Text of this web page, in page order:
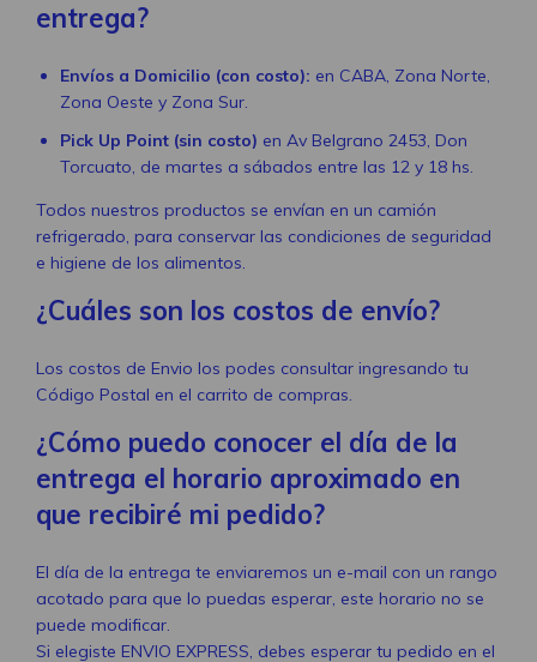
entrega?
Envíos a Domicilio (con costo): en CABA, Zona Norte,
Zona Oeste y Zona Sur.
Pick Up Point (sin costo) en Av Belgrano 2453, Don
Torcuato, de martes a sábados entre las 12 y 18 hs.
Todos nuestros productos se envían en un camión
refrigerado, para conservar las condiciones de seguridad
e higiene de los alimentos.
¿Cuáles son los costos de envío?
Los costos de Envio los podes consultar ingresando tu
Código Postal en el carrito de compras.
¿Cómo puedo conocer el día de la
entrega el horario aproximado en
que recibiré mi pedido?
El día de la entrega te enviaremos un e-mail con un rango
acotado para que lo puedas esperar, este horario no se
puede modificar.
Si elegiste ENVIO EXPRESS, debes esperar tu pedido en el